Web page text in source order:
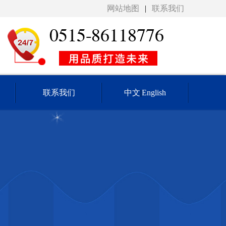
网站地图 | 联系我们
联系我们 中文|English